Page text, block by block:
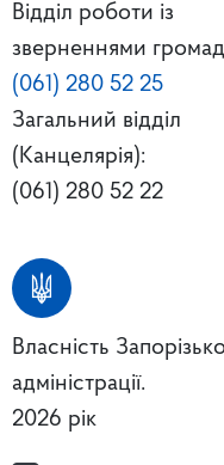
Відділ роботи із
зверненнями
(061) 280 52 25
Загальний відділ
(Канцелярія):
(061) 280 52 22
Власність
адміністрації.
2026 рік